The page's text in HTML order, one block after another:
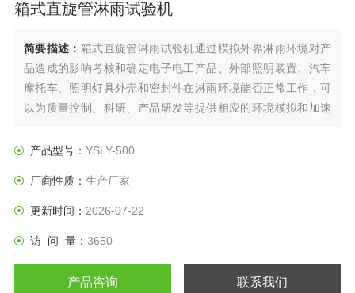
箱式直旋管淋雨试验机
简要描述： 箱式直旋管淋雨试验机通过模拟外界淋雨环境对产
品造成的影响考核和确定电子电工产品、外部照明装置、汽车
摩托车、照明灯具外壳和密封件在淋雨环境能否正常工作，可
以为质量控制、科研、产品研发等提供相应的环境模拟和加速
所引起的大量进水。
产品型号： YSLY-500
厂商性质： 生产厂家
更新时间： 2026-07-22
访 问 量： 3650
产品咨询 联系我们